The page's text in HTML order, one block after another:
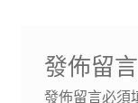
發佈留言
發佈留言必須